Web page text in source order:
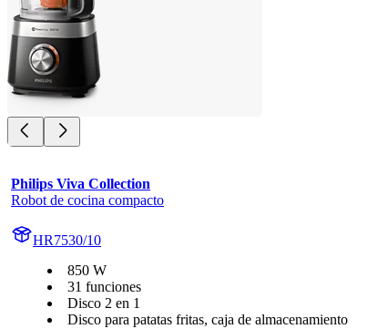
Philips Viva Collection
Robot de cocina compacto
HR7530/10
850 W
31 funciones
Disco 2 en 1
Disco para patatas fritas, caja de almacenamiento